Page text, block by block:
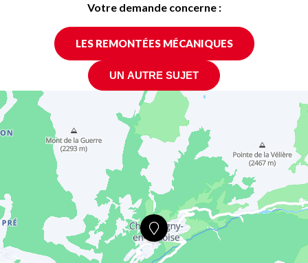
Votre demande concerne :
LES REMONTÉES MÉCANIQUES
UN AUTRE SUJET